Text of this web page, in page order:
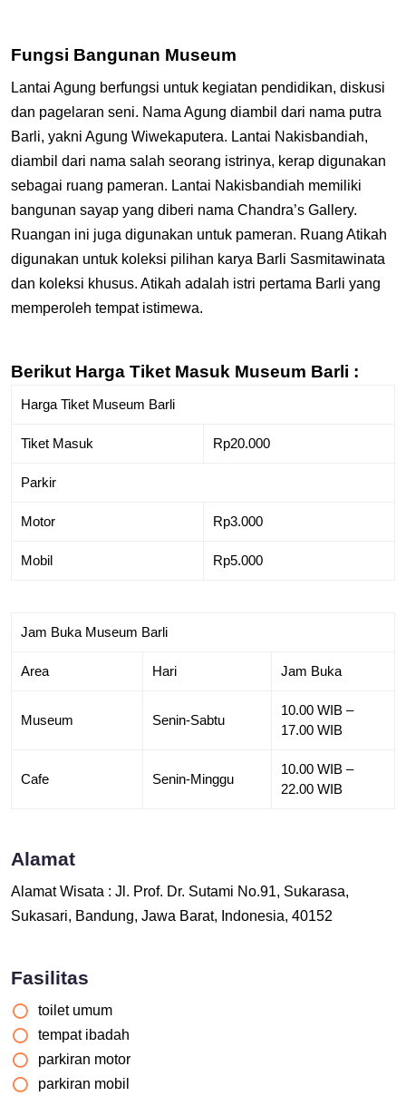
Fungsi Bangunan Museum
Lantai Agung berfungsi untuk kegiatan pendidikan, diskusi
dan pagelaran seni. Nama Agung diambil dari nama putra
Barli, yakni Agung Wiwekaputera. Lantai Nakisbandiah,
diambil dari nama salah seorang istrinya, kerap digunakan
sebagai ruang pameran. Lantai Nakisbandiah memiliki
bangunan sayap yang diberi nama Chandra’s Gallery.
Ruangan ini juga digunakan untuk pameran. Ruang Atikah
digunakan untuk koleksi pilihan karya Barli Sasmitawinata
dan koleksi khusus. Atikah adalah istri pertama Barli yang
memperoleh tempat istimewa.
Berikut Harga Tiket Masuk Museum Barli :
Harga Tiket Museum Barli
Tiket Masuk Rp20.000
Parkir
Motor Rp3.000
Mobil Rp5.000
Jam Buka Museum Barli
Area Hari Jam Buka
Museum Senin-Sabtu
10.00 WIB –
17.00 WIB
Cafe Senin-Minggu
10.00 WIB –
22.00 WIB
Alamat
Alamat Wisata : Jl. Prof. Dr. Sutami No.91, Sukarasa,
Sukasari, Bandung, Jawa Barat, Indonesia, 40152
Fasilitas
toilet umum
tempat ibadah
parkiran motor
parkiran mobil